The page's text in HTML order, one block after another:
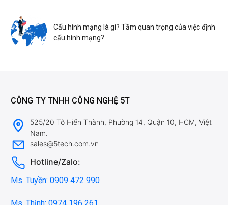
Cấu hình mạng là gì? Tầm quan trọng của việc định
cấu hình mạng?
CÔNG TY TNHH CÔNG NGHỆ 5T
525/20 Tô Hiến Thành, Phường 14, Quận 10, HCM, Việt
Nam.
sales@5tech.com.vn
Hotline/Zalo:
Ms. Tuyền: 0909 472 990